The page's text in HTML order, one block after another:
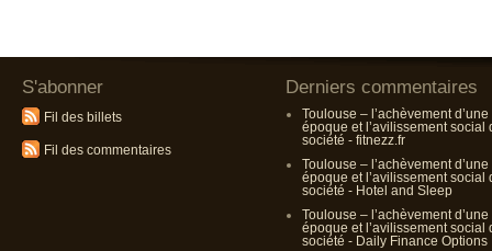
S'abonner
Fil des billets
Fil des commentaires
Derniers commentaires
Toulouse – l’achèvement d’une
époque et l’avilissement social
société - fitnezz.fr
Toulouse – l’achèvement d’une
époque et l’avilissement social
société - Hotel and Sleep
Toulouse – l’achèvement d’une
époque et l’avilissement social
société - Daily Finance Options